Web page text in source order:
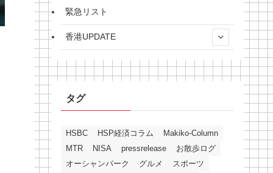
緊急リスト
香港UPDATE
タグ
HSBC HSP経済コラム
Makiko-Column
MTR
NISA pressrelease
お散歩ログ
オーシャンパーク
グルメ
スポーツ